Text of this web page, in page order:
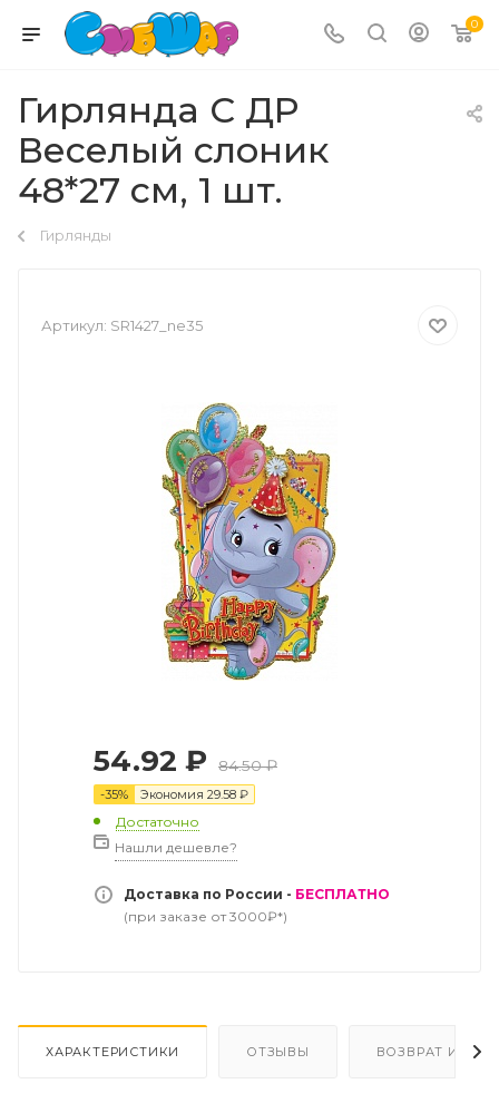
0
Гирлянда С ДР
Веселый слоник
48*27 см, 1 шт.
Гирлянды
Артикул: SR1427_ne35
54.92 ₽ 84.50₽
-35% Экономия 29.58 ₽
Достаточно
Нашли дешевле?
Доставка по России - БЕСПЛАТНО
(при заказе от 3000₽*)
ХАРАКТЕРИСТИКИ ОТЗЫВЫ ВОЗВРАТ И